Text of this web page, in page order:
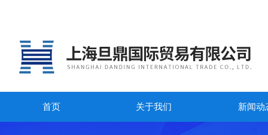
首页 关于我们 新闻动